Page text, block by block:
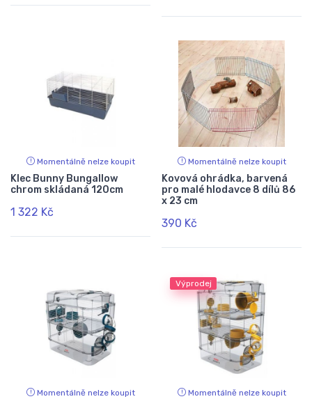
Momentálně nelze koupit
Klec Bunny Bungallow
chrom skládaná 120cm
1 322 Kč
Momentálně nelze koupit
Kovová ohrádka, barvená
pro malé hlodavce 8 dílů 86
x 23 cm
390 Kč
Momentálně nelze koupit
Výprodej
Momentálně nelze koupit